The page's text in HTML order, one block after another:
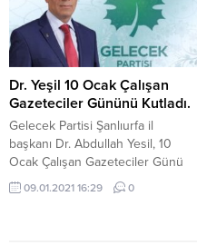
haklarında yaşanan güzel
gelişmeleri, nasıl daha iyi hale
getirebileceğimizi konuşmayı
isterdi.
Dr. Yeşil 10 Ocak Çalışan
Gazeteciler Gününü Kutladı.
Gelecek Partisi Şanlıurfa il
başkanı Dr. Abdullah Yesil, 10
Ocak Çalışan Gazeteciler Günü
dolayısıyla yayımladığı kutlama
mesajında; “Dr. Yeşil basın
09.01.2021 16:29 0